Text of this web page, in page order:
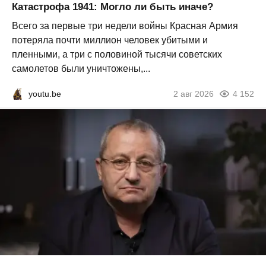
Катастрофа 1941: Могло ли быть иначе?
Всего за первые три недели войны Красная Армия
потеряла почти миллион человек убитыми и
пленными, а три с половиной тысячи советских
самолетов были уничтожены,...
youtu.be 2 авг 2026 4 152